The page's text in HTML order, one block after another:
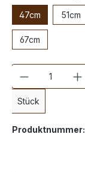
47cm 51cm
67cm
Anzahl
Stück
Produktnummer: